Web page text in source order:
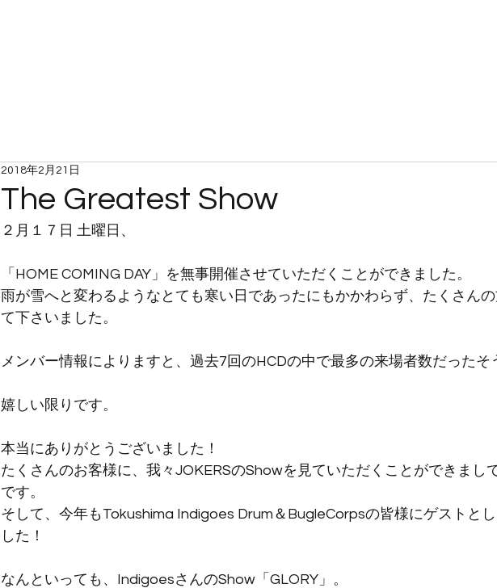
The Greatest Show
2018年2月21日
２月１７日 土曜日、
「HOME COMING DAY」を無事開催させていただくことができました。
雨が雪へと変わるようなとても寒い日であったにもかかわらず、たくさん
て下さいました。
メンバー情報によりますと、過去7回のHCDの中で最多の来場者数だったそ
嬉しい限りです。
本当にありがとうございました！
たくさんのお客様に、我々JOKERSのShowを見ていただくことができまし
です。
そして、今年もTokushima Indigoes Drum＆BugleCorpsの皆様にゲストと
した！
なんといっても、IndigoesさんのShow「GLORY」。